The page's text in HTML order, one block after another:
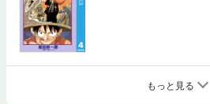
もっと見る